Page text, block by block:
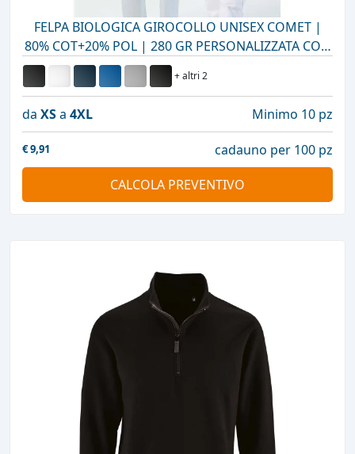
FELPA BIOLOGICA GIROCOLLO UNISEX COMET |
80% COT+20% POL | 280 GR PERSONALIZZATA CON
STAMPA O RICAMO
+ altri 2
da XSa 4XL Minimo 10 pz
€9,91
cadauno per 100 pz
CALCOLA PREVENTIVO